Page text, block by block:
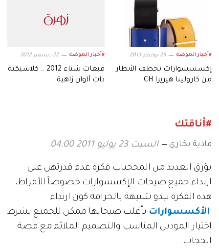
#أخبار الموضة 29 نوفمبر 2013
إكسسسوارات تخطف الأنظار
من كارولينا هيريرا CH
#أخبار الموضة 22 ديسمبر 2012
قبعات شتاء 2012 .. كلاسيكية
ذات ألوان زاهية
#أناقتك
فادية بخاري السبت 23 يوليو 2011 04:00
يؤرق العديد من المحجبات فكرة عدم قدرتهن على
ارتداء جميع صيحات الإكسسوارات خصوصاً الأقراط،
هذه الفكرة تبدو شبيهة بالخرافة كون ارتداء
الأكسسوارات بأغلب صيحاتها ممكن للجميع بشرط
اختيار الموديل المناسب والتصميم الملائم مع قصة
الحجاب.